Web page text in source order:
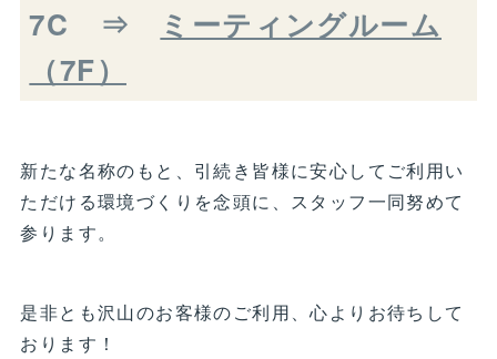
7C ⇒
ミーティングルーム
（7F）
新たな名称のもと、引続き皆様に安心してご利用い
ただける環境づくりを念頭に、スタッフ一同努めて
参ります。
是非とも沢山のお客様のご利用、心よりお待ちして
おります！